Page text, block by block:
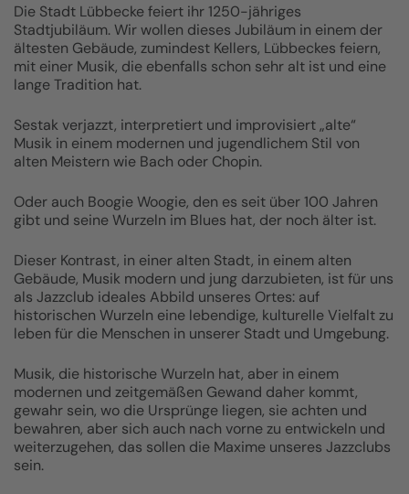
Die Stadt Lübbecke feiert ihr 1250-jähriges
Stadtjubiläum. Wir wollen dieses Jubiläum in einem der
ältesten Gebäude, zumindest Kellers, Lübbeckes feiern,
mit einer Musik, die ebenfalls schon sehr alt ist und eine
lange Tradition hat.
Sestak verjazzt, interpretiert und improvisiert „alte“
Musik in einem modernen und jugendlichem Stil von
alten Meistern wie Bach oder Chopin.
Oder auch Boogie Woogie, den es seit über 100 Jahren
gibt und seine Wurzeln im Blues hat, der noch älter ist.
Dieser Kontrast, in einer alten Stadt, in einem alten
Gebäude, Musik modern und jung darzubieten, ist für uns
als Jazzclub ideales Abbild unseres Ortes: auf
historischen Wurzeln eine lebendige, kulturelle Vielfalt zu
leben für die Menschen in unserer Stadt und Umgebung.
Musik, die historische Wurzeln hat, aber in einem
modernen und zeitgemäßen Gewand daher kommt,
gewahr sein, wo die Ursprünge liegen, sie achten und
bewahren, aber sich auch nach vorne zu entwickeln und
weiterzugehen, das sollen die Maxime unseres Jazzclubs
sein.